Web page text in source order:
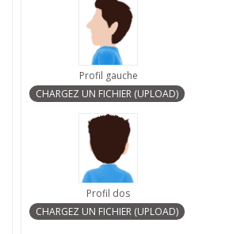
Profil gauche
Profil dos